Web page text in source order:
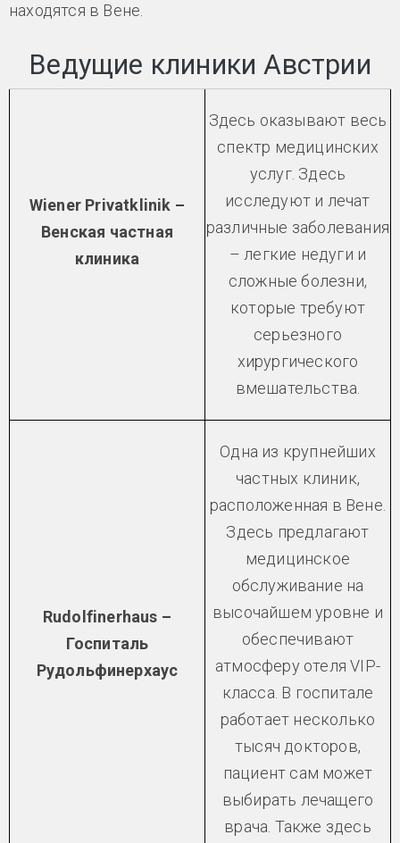
находятся в Вене.
Ведущие клиники Австрии
Wiener Privatklinik –
Венская частная
клиника
Здесь оказывают весь
спектр медицинских
услуг. Здесь
исследуют и лечат
различные заболевания
– легкие недуги и
сложные болезни,
которые требуют
серьезного
хирургического
вмешательства.
Rudolfinerhaus –
Госпиталь
Рудольфинерхаус
Одна из крупнейших
частных клиник,
расположенная в Вене.
Здесь предлагают
медицинское
обслуживание на
высочайшем уровне и
обеспечивают
атмосферу отеля VIP-
класса. В госпитале
работает несколько
тысяч докторов,
пациент сам может
выбирать лечащего
врача. Также здесь